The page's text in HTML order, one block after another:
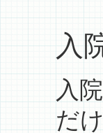
入
入
だ